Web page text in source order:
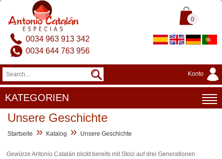
0
0034 963 913 342
0034 644 763 956
Konto
KATEGORIEN
Unsere Geschichte
Startseite » Katalog » Unsere Geschichte
Gewürze Antonio Catalán blickt bereits mit Stolz auf drei Generationen